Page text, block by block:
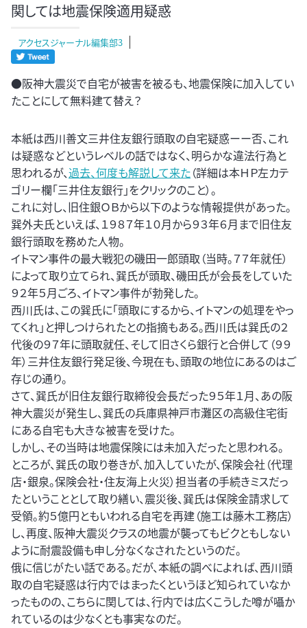
関しては地震保険適用疑惑
アクセスジャーナル編集部3
●阪神大震災で自宅が被害を被るも、地震保険に加入してい
たことにして無料建て替え？
本紙は西川善文三井住友銀行頭取の自宅疑惑ーー否、これ
は疑惑などというレベルの話ではなく、明らかな違法行為と
思われるが、過去、何度も解説して来た（詳細は本ＨＰ左カテ
ゴリー欄「三井住友銀行」をクリックのこと）。
これに対し、旧住銀ＯＢから以下のような情報提供があった。
巽外夫氏といえば、１９８７年１０月から９３年６月まで旧住友
銀行頭取を務めた人物。
イトマン事件の最大戦犯の磯田一郎頭取（当時。７７年就任）
によって取り立てられ、巽氏が頭取、磯田氏が会長をしていた
９２年５月ごろ、イトマン事件が勃発した。
西川氏は、この巽氏に「頭取にするから、イトマンの処理をやっ
てくれ」と押しつけられたとの指摘もある。西川氏は巽氏の２
代後の９７年に頭取就任、そして旧さくら銀行と合併して（９９
年）三井住友銀行発足後、今現在も、頭取の地位にあるのはご
存じの通り。
さて、巽氏が旧住友銀行取締役会長だった９５年１月、あの阪
神大震災が発生し、巽氏の兵庫県神戸市灘区の高級住宅街
にある自宅も大きな被害を受けた。
しかし、その当時は地震保険には未加入だったと思われる。
ところが、巽氏の取り巻きが、加入していたが、保険会社（代理
店・銀泉。保険会社・住友海上火災）担当者の手続きミスだっ
たということとして取り繕い、震災後、巽氏は保険金請求して
受領。約５億円ともいわれる自宅を再建（施工は藤木工務店）
し、再度、阪神大震災クラスの地震が襲ってもビクともしない
ように耐震設備も申し分なくなされたというのだ。
俄に信じがたい話である。だが、本紙の調べによれば、西川頭
取の自宅疑惑は行内ではまったくというほど知られていなか
ったものの、こちらに関しては、行内では広くこうした噂が囁か
れているのは少なくとも事実なのだ。